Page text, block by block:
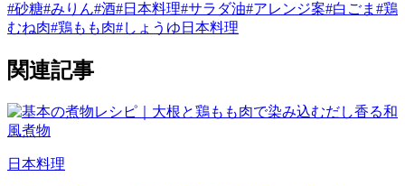
#砂糖#みりん#酒#日本料理#サラダ油#アレンジ案#白ごま #鶏
むね肉#鶏もも肉#しょうゆ 日本料理
関連記事
日本料理